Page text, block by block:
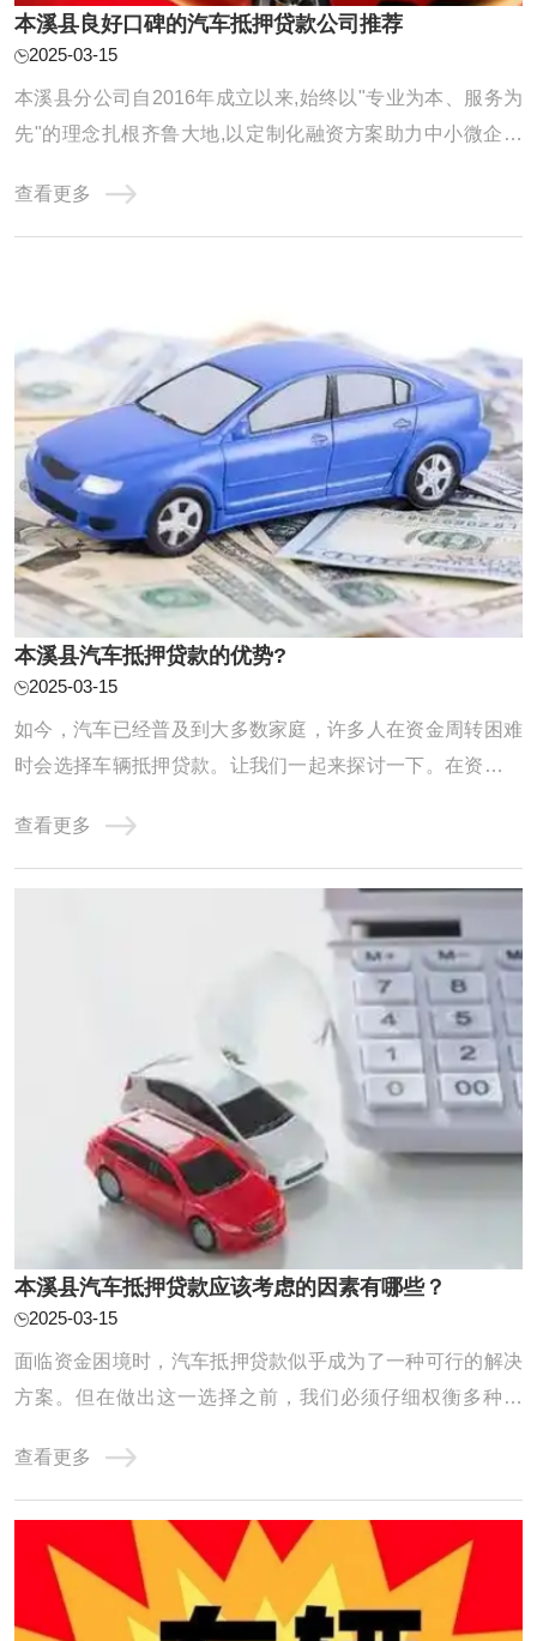
本溪县良好口碑的汽车抵押贷款公司推荐
2025-03-15
本溪县分公司自2016年成立以来,始终以"专业为本、服务为
先"的理念扎根齐鲁大地,以定制化融资方案助力中小微企业
得到显著增长,在亮眼数据的背后,是团队对服务品质的极致追
求和对客户需求的深刻洞察。 选择可靠的汽车抵押贷款公司
查看更多
本溪县汽车抵押贷款的优势?
2025-03-15
如今，汽车已经普及到大多数家庭，许多人在资金周转困难
时会选择车辆抵押贷款。让我们一起来探讨一下。在资金周
有车的朋友来说，车辆抵押贷款可能是一个不错的选择。但
你是否真正了解这种贷款方式的优缺点？什么情况下才适合
选择车辆抵押贷款呢？ 【额度高】：根据信 ...
查看更多
本溪县汽车抵押贷款应该考虑的因素有哪些？
2025-03-15
面临资金困境时，汽车抵押贷款似乎成为了一种可行的解决
方案。但在做出这一选择之前，我们必须仔细权衡多种因
障我们的利益。接下来，我们将深入探讨汽车抵押贷款前不
可或缺的考虑要点。 在选择汽车抵押贷款公司时，您可以考
虑以下因素： 1.利率和费用：比较不同贷款公 ...
查看更多